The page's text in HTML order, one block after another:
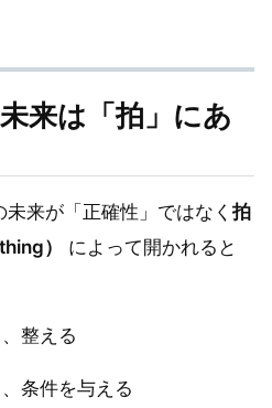
来は「拍」にあ
来が「正確性」ではなく 拍
）
によって開かれると
整える
条件を与える